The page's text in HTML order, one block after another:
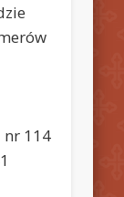
nr 114